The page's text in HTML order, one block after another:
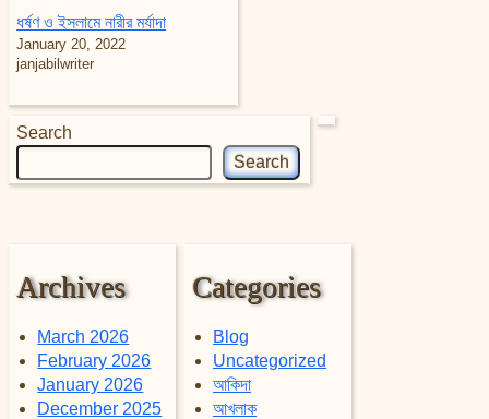
ধর্ষণ ও ইসলামে নারীর মর্যাদা
January 20, 2022
janjabilwriter
Search
Search
Archives
March 2026
February 2026
January 2026
December 2025
Categories
Blog
Uncategorized
আকিদা
আখলাক